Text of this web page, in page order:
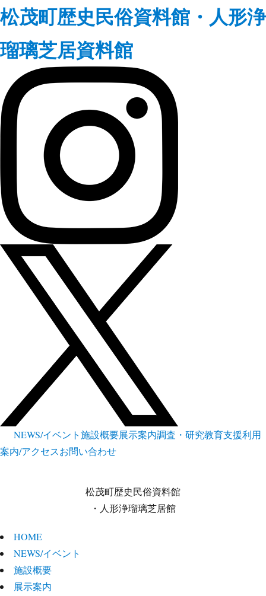
松茂町歴史民俗資料館・人形浄
瑠璃芝居資料館
NEWS/イベント施設概要展示案内調査・研究教育支援利用
案内/アクセスお問い合わせ
松茂町歴史民俗資料館
・人形浄瑠璃芝居館
HOME
NEWS/イベント
施設概要
展示案内